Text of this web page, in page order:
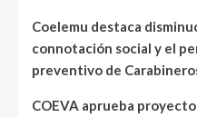
Coelemu destaca
connotación social y el
preventivo de
COEVA aprueba